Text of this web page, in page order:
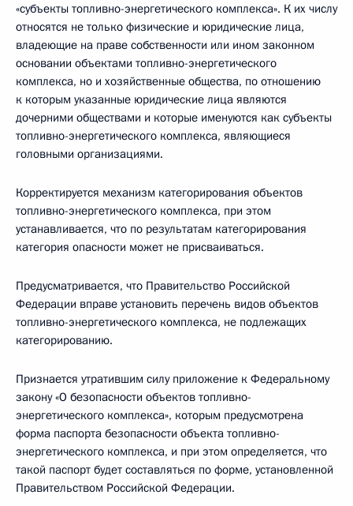
«субъекты топливно-энергетического комплекса». К их числу
относятся не только физические и юридические лица,
владеющие на праве собственности или ином законном
основании объектами топливно-энергетического
комплекса, но и хозяйственные общества, по отношению
к которым указанные юридические лица являются
дочерними обществами и которые именуются как субъекты
топливно-энергетического комплекса, являющиеся
головными организациями.
Корректируется механизм категорирования объектов
топливно-энергетического комплекса, при этом
устанавливается, что по результатам категорирования
категория опасности может не присваиваться.
Предусматривается, что Правительство Российской
Федерации вправе установить перечень видов объектов
топливно-энергетического комплекса, не подлежащих
категорированию.
Признается утратившим силу приложение к Федеральному
закону «О безопасности объектов топливно-
энергетического комплекса», которым предусмотрена
форма паспорта безопасности объекта топливно-
энергетического комплекса, и при этом определяется, что
такой паспорт будет составляться по форме, установленной
Правительством Российской Федерации.